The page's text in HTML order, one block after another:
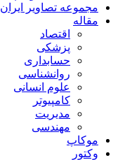
مجموعه تصاویر ایران
مقاله
اقتصاد
پزشکی
حسابداری
روانشناسی
علوم انسانی
کامپیوتر
مدیریت
مهندسی
موکاپ
وکتور